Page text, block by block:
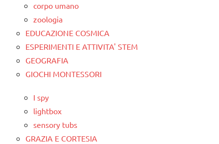
corpo umano
zoologia
EDUCAZIONE COSMICA
ESPERIMENTI E ATTIVITA' STEM
GEOGRAFIA
GIOCHI MONTESSORI
I spy
lightbox
sensory tubs
GRAZIA E CORTESIA